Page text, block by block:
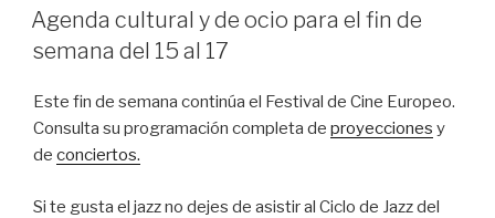
EL
Agenda cultural y de ocio para el fin de
semana del 15 al 17
Este fin de semana continúa el Festival de Cine Europeo.
Consulta su programación completa de proyecciones y
de conciertos.
Si te gusta el jazz no dejes de asistir al Ciclo de Jazz del